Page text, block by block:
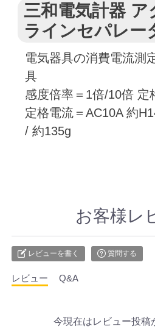
三和電気計器 ア
ラインセパレー
電気器具の消費電流測
具
感度倍率＝1倍/10倍 定
定格電流＝AC10A 約
/ 約135g
お客様レ
レビューを書く 質問する
レビュー Q&A
今現在はレビュー投稿